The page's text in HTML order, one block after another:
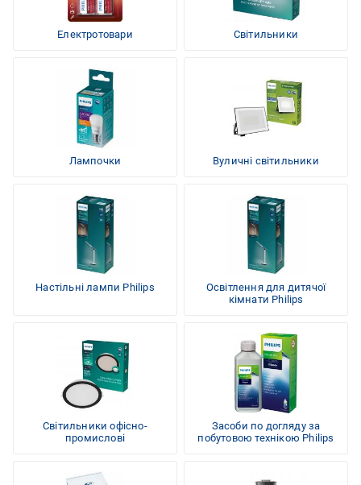
Електротовари Світильники
Лампочки Вуличні світильники
Настільні лампи Philips
Освітлення для дитячої
кімнати Philips
Світильники офісно-
промислові
Засоби по догляду за
побутовою технікою Philips